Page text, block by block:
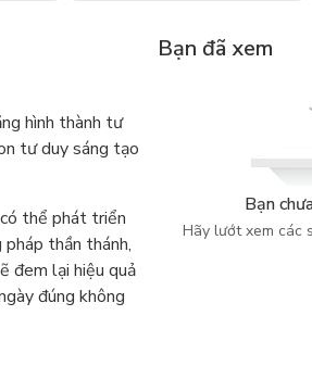
hình thành tư
tư duy sáng tạo
thể phát triển
pháp thần thánh,
đem lại hiệu quả
đúng không
Bạn đã xem
Bạn
Hãy lướt xem các